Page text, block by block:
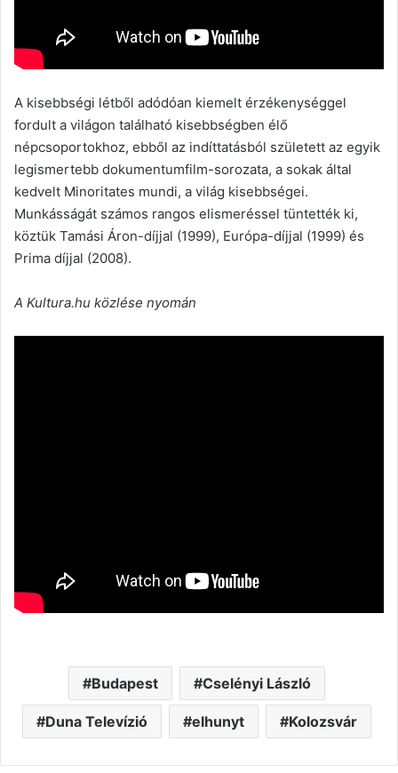
A kisebbségi létből adódóan kiemelt érzékenységgel
fordult a világon található kisebbségben élő
népcsoportokhoz, ebből az indíttatásból született az egyik
legismertebb dokumentumfilm-sorozata, a sokak által
kedvelt Minoritates mundi, a világ kisebbségei.
Munkásságát számos rangos elismeréssel tüntették ki,
köztük Tamási Áron-díjjal (1999), Európa-díjjal (1999) és
Prima díjjal (2008).
A Kultura.hu közlése nyomán
Budapest Cselényi László
Duna Televízió elhunyt Kolozsvár